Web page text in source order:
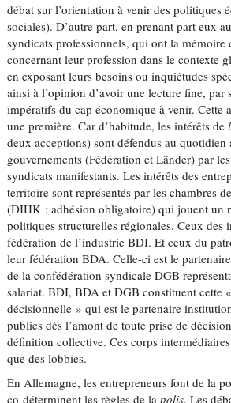
débat sur l’orientation à venir des politiques
sociales). D’autre part, en prenant part eux
syndicats professionnels, qui ont la mémoire
concernant leur profession dans le contexte
en exposant leurs besoins ou inquiétudes
ainsi à l’opinion d’avoir une lecture fine, par
impératifs du cap économique à venir. Cette
une première. Car d’habitude, les intérêts de
deux acceptions) sont défendus au quotidien
gouvernements (Fédération et Länder) par
syndicats manifestants. Les intérêts des
territoire sont représentés par les chambres
(DIHK ; adhésion obligatoire) qui jouent un
politiques structurelles régionales. Ceux des
fédération de l’industrie BDI. Et ceux du
leur fédération BDA. Celle-ci est le
de la confédération syndicale DGB
salariat. BDI, BDA et DGB constituent cette
décisionnelle » qui est le partenaire
publics dès l’amont de toute prise de
définition collective. Ces corps
que des lobbies.
En Allemagne, les entrepreneurs font de la
co-déterminent les règles de lapolis. Les